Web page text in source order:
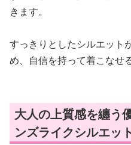
きます。
すっきりとしたシルエット
め、自信を持って着こなせ
大人の上質感を纏う
ンズライクシルエット